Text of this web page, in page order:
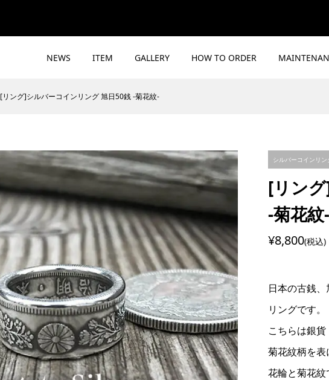
NEWS ITEM GALLERY HOW TO ORDER
[リング]シルバーコインリング 旭日50銭 -菊花紋-
シルバーコインリン
[リン
-菊花紋-
¥8,800(税込)
日本の古銭
リングです。
こちらは銀貨
菊花紋柄を表
花輪と菊花